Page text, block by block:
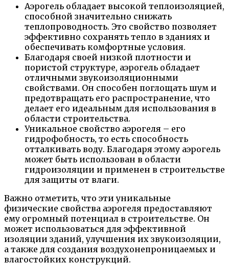
Аэрогель обладает высокой теплоизоляцией,
способной значительно снижать
теплопроводность. Это свойство позволяет
эффективно сохранять тепло в зданиях и
обеспечивать комфортные условия.
Благодаря своей низкой плотности и
пористой структуре, аэрогель обладает
отличными звукоизоляционными
свойствами. Он способен поглощать шум и
предотвращать его распространение, что
делает его идеальным для использования в
области строительства.
Уникальное свойство аэрогеля – его
гидрофобность, то есть способность
отталкивать воду. Благодаря этому аэрогель
может быть использован в области
гидроизоляции и применен в строительстве
для защиты от влаги.
Важно отметить, что эти уникальные
физические свойства аэрогеля предоставляют
ему огромный потенциал в строительстве. Он
может использоваться для эффективной
изоляции зданий, улучшения их звукоизоляции,
а также для создания воздухонепроницаемых и
влагостойких конструкций.